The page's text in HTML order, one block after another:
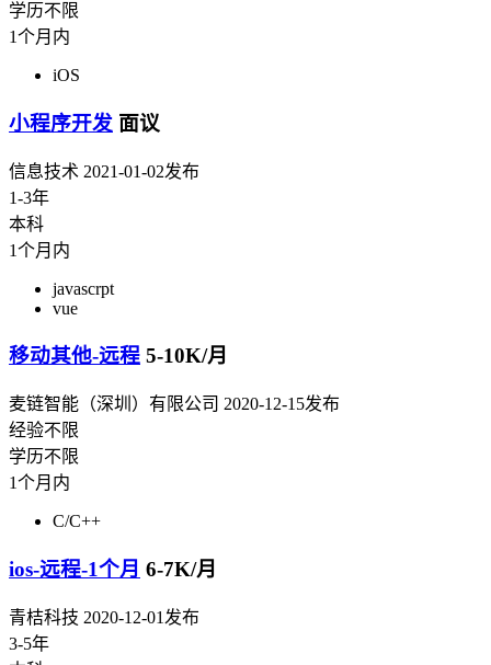
学历不限
1个月内
iOS
小程序开发 面议
信息技术 2021-01-02发布
1-3年
本科
1个月内
javascrpt
vue
移动其他-远程 5-10K/月
麦链智能（深圳）有限公司 2020-12-15发布
经验不限
学历不限
1个月内
C/C++
ios-远程-1个月 6-7K/月
青桔科技 2020-12-01发布
3-5年